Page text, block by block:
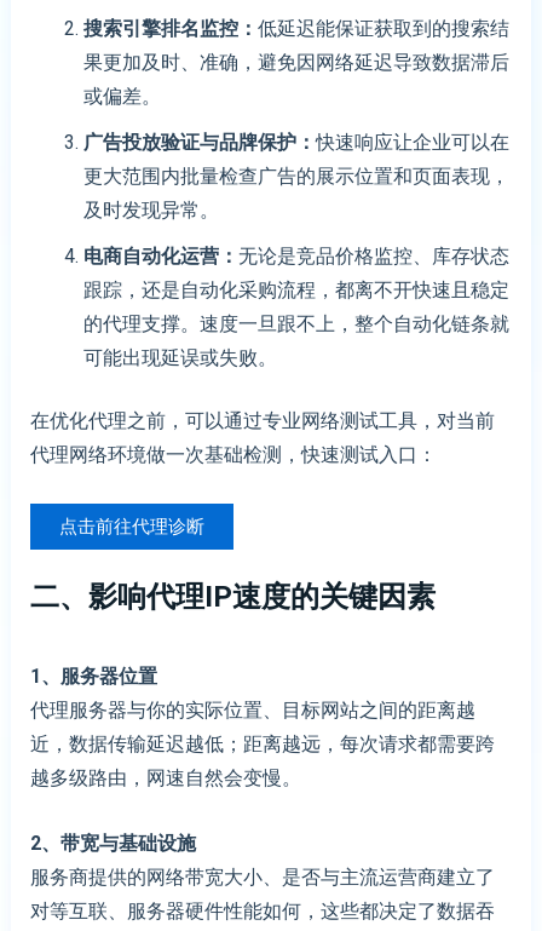
搜索引擎排名监控： 低延迟能保证获取到的搜索结
果更加及时、准确，避免因网络延迟导致数据滞后
或偏差。
广告投放验证与品牌保护：快速响应让企业可以在
更大范围内批量检查广告的展示位置和页面表现，
及时发现异常。
电商自动化运营： 无论是竞品价格监控、库存状态
跟踪，还是自动化采购流程，都离不开快速且稳定
的代理支撑。速度一旦跟不上，整个自动化链条就
可能出现延误或失败。
在优化代理之前，可以通过专业网络测试工具，对当前
代理网络环境做一次基础检测，快速测试入口：
点击前往代理诊断
二、 影响代理IP速度的关键因素
1、 服务器位置
代理服务器与你的实际位置、目标网站之间的距离越
近，数据传输延迟越低；距离越远，每次请求都需要跨
越多级路由，网速自然会变慢。
2、 带宽与基础设施
服务商提供的网络带宽大小、是否与主流运营商建立了
对等互联、服务器硬件性能如何，这些都决定了数据吞